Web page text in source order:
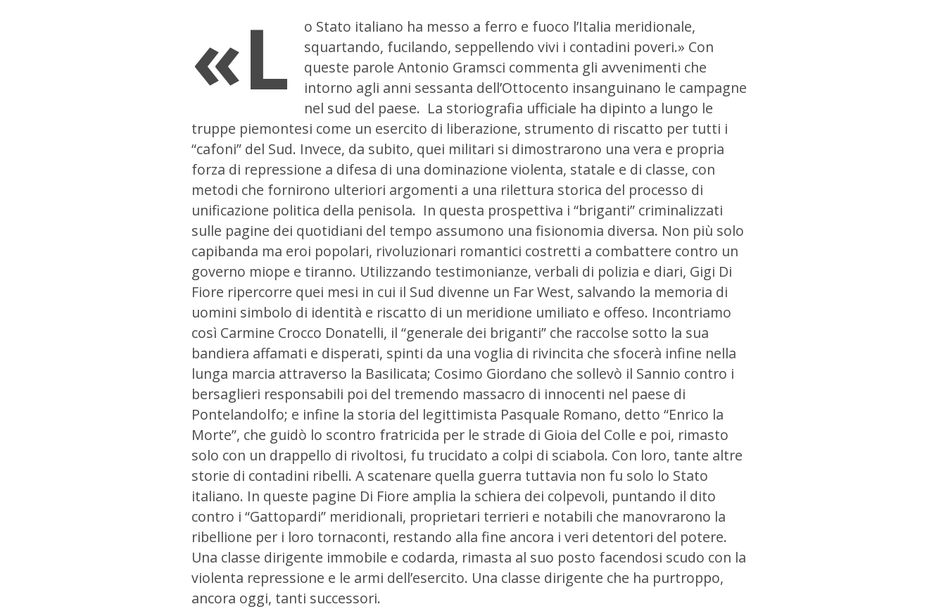
«L
o Stato italiano ha messo a ferro e fuoco l’Italia meridionale,
squartando, fucilando, seppellendo vivi i contadini poveri.» Con
queste parole Antonio Gramsci commenta gli avvenimenti che
intorno agli anni sessanta dell’Ottocento insanguinano le campagne
nel sud del paese. La storiografia ufficiale ha dipinto a lungo le
truppe piemontesi come un esercito di liberazione, strumento di riscatto per tutti i
“cafoni” del Sud. Invece, da subito, quei militari si dimostrarono una vera e propria
forza di repressione a difesa di una dominazione violenta, statale e di classe, con
metodi che fornirono ulteriori argomenti a una rilettura storica del processo di
unificazione politica della penisola. In questa prospettiva i “briganti” criminalizzati
sulle pagine dei quotidiani del tempo assumono una fisionomia diversa. Non più solo
capibanda ma eroi popolari, rivoluzionari romantici costretti a combattere contro un
governo miope e tiranno. Utilizzando testimonianze, verbali di polizia e diari, Gigi Di
Fiore ripercorre quei mesi in cui il Sud divenne un Far West, salvando la memoria di
uomini simbolo di identità e riscatto di un meridione umiliato e offeso. Incontriamo
così Carmine Crocco Donatelli, il “generale dei briganti” che raccolse sotto la sua
bandiera affamati e disperati, spinti da una voglia di rivincita che sfocerà infine nella
lunga marcia attraverso la Basilicata; Cosimo Giordano che sollevò il Sannio contro i
bersaglieri responsabili poi del tremendo massacro di innocenti nel paese di
Pontelandolfo; e infine la storia del legittimista Pasquale Romano, detto “Enrico la
Morte”, che guidò lo scontro fratricida per le strade di Gioia del Colle e poi, rimasto
solo con un drappello di rivoltosi, fu trucidato a colpi di sciabola. Con loro, tante altre
storie di contadini ribelli. A scatenare quella guerra tuttavia non fu solo lo Stato
italiano. In queste pagine Di Fiore amplia la schiera dei colpevoli, puntando il dito
contro i “Gattopardi” meridionali, proprietari terrieri e notabili che manovrarono la
ribellione per i loro tornaconti, restando alla fine ancora i veri detentori del potere.
Una classe dirigente immobile e codarda, rimasta al suo posto facendosi scudo con la
violenta repressione e le armi dell’esercito. Una classe dirigente che ha purtroppo,
ancora oggi, tanti successori.